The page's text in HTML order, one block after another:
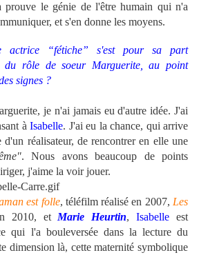
prouve le génie de l'être humain qui n'a
et s'en donne les moyens.
actrice “fétiche” s'est pour sa part
du rôle de soeur Marguerite, au point
signes ?
je n'ai jamais eu d'autre idée. J'ai
à Isabelle. J'ai eu la chance, qui arrive
d'un réalisateur, de rencontrer en elle une
. Nous avons beaucoup de points
j'aime la voir jouer.
est folle, téléfilm réalisé en 2007, Les
2010, et Marie Heurtin,Isabelle est
qui l'a bouleversée dans la lecture du
dimension là, cette maternité symbolique